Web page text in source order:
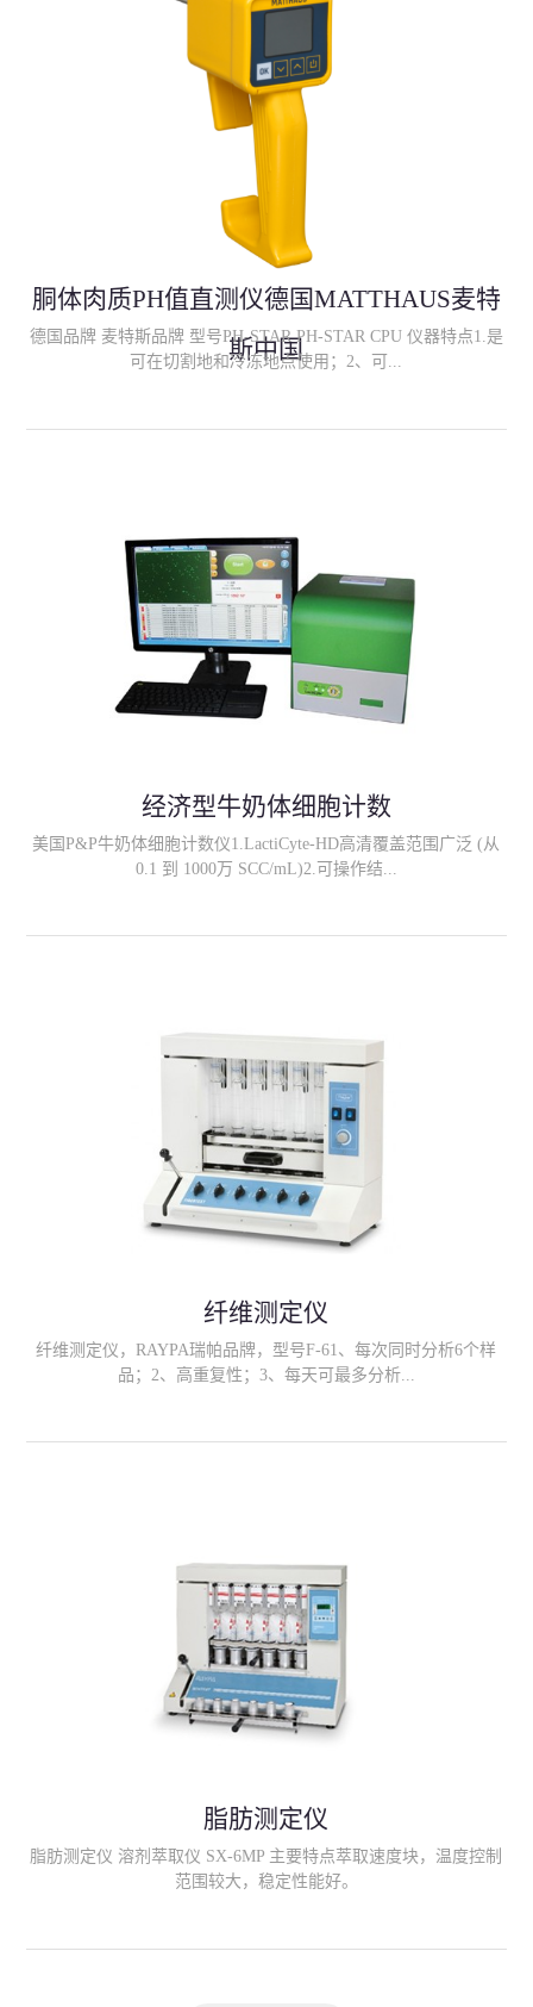
胴体肉质PH值直测仪德国MATTHAUS麦特
斯中国
德国品牌 麦特斯品牌 型号PH-STAR PH-STAR CPU 仪器特点1.是
可在切割地和冷冻地点使用；2、可...
经济型牛奶体细胞计数
美国P&P牛奶体细胞计数仪1.LactiCyte-HD高清覆盖范围广泛 (从
0.1 到 1000万 SCC/mL)2.可操作结...
纤维测定仪
纤维测定仪，RAYPA瑞帕品牌，型号F-61、每次同时分析6个样
品；2、高重复性；3、每天可最多分析...
脂肪测定仪
脂肪测定仪 溶剂萃取仪 SX-6MP 主要特点萃取速度块，温度控制
范围较大，稳定性能好。